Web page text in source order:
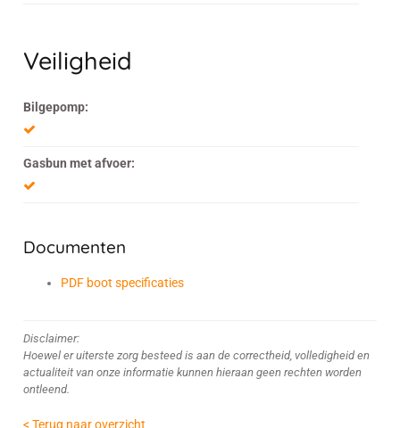
Veiligheid
Bilgepomp:
Gasbun met afvoer:
Documenten
PDF boot specificaties
Disclaimer:
Hoewel er uiterste zorg besteed is aan de correctheid, volledigheid en
actualiteit van onze informatie kunnen hieraan geen rechten worden
ontleend.
< Terug naar overzicht